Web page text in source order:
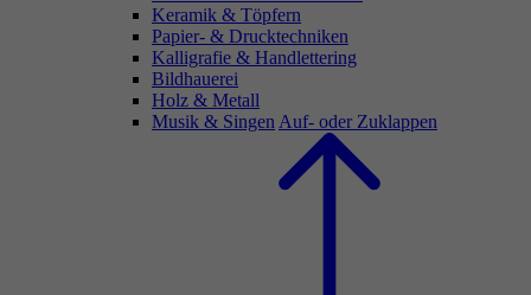
Keramik & Töpfern
Papier- & Drucktechniken
Kalligrafie & Handlettering
Bildhauerei
Holz & Metall
Musik & Singen Auf- oder Zuklappen